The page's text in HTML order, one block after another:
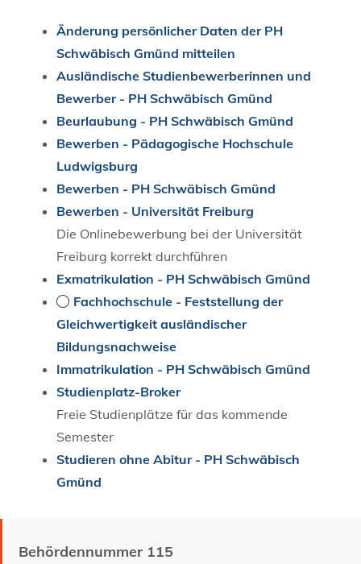
Änderung persönlicher Daten der PH
Schwäbisch Gmünd mitteilen
Ausländische Studienbewerberinnen und
Bewerber - PH Schwäbisch Gmünd
Beurlaubung - PH Schwäbisch Gmünd
Bewerben - Pädagogische Hochschule
Ludwigsburg
Bewerben - PH Schwäbisch Gmünd
Bewerben - Universität Freiburg
Die Onlinebewerbung bei der Universität
Freiburg korrekt durchführen
Exmatrikulation - PH Schwäbisch Gmünd
Fachhochschule - Feststellung der
Gleichwertigkeit ausländischer
Bildungsnachweise
Immatrikulation - PH Schwäbisch Gmünd
Studienplatz-Broker
Freie Studienplätze für das kommende
Semester
Studieren ohne Abitur - PH Schwäbisch
Gmünd
Behördennummer 115